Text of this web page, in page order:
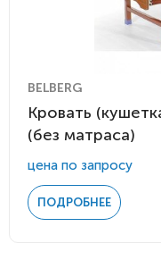
BELBERG
Кровать
(без матраса)
цена по запросу
ПОДРОБНЕЕ